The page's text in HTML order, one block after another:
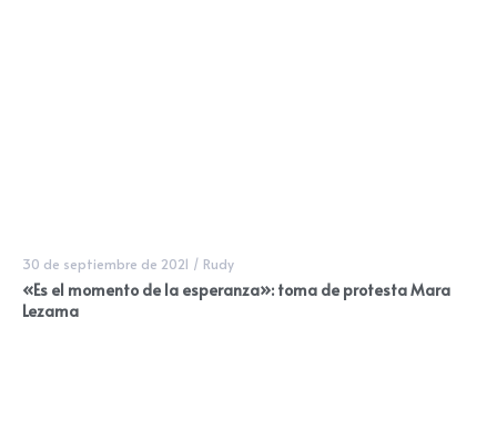
30 de septiembre de 2021 / Rudy
«Es el momento de la esperanza»: toma de protesta Mara
Lezama